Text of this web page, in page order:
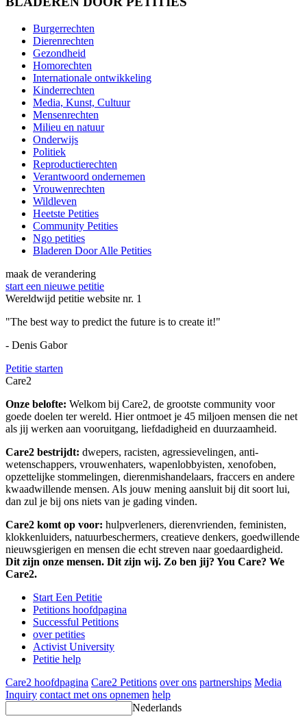
Burgerrechten
Dierenrechten
Gezondheid
Homorechten
Internationale ontwikkeling
Kinderrechten
Media, Kunst, Cultuur
Mensenrechten
Milieu en natuur
Onderwijs
Politiek
Reproductierechten
Verantwoord ondernemen
Vrouwenrechten
Wildleven
Heetste Petities
Community Petities
Ngo petities
Bladeren Door Alle Petities
maak de verandering
start een nieuwe petitie
Wereldwijd petitie website nr. 1
"The best way to predict the future is to create it!"
- Denis Gabor
Petitie starten
Care2
Onze belofte: Welkom bij Care2, de grootste community voor
goede doelen ter wereld. Hier ontmoet je 45 miljoen mensen die net
als jij werken aan vooruitgang, liefdadigheid en duurzaamheid.
Care2 bestrijdt: dwepers, racisten, agressievelingen, anti-
wetenschappers, vrouwenhaters, wapenlobbyisten, xenofoben,
opzettelijke stommelingen, dierenmishandelaars, fraccers en andere
kwaadwillende mensen. Als jouw mening aansluit bij dit soort lui,
dan zul je bij ons niets van je gading vinden.
Care2 komt op voor: hulpverleners, dierenvrienden, feministen,
klokkenluiders, natuurbeschermers, creatieve denkers, goedwillende
nieuwsgierigen en mensen die echt streven naar goedaardigheid.
Dit zijn onze mensen. Dit zijn wij. Zo ben jij? You Care? We
Care2.
Start Een Petitie
Petitions hoofdpagina
Successful Petitions
over petities
Activist University
Petitie help
Care2 hoofdpagina Care2 Petitions over ons partnerships Media
Inquiry contact met ons opnemen help
Nederlands